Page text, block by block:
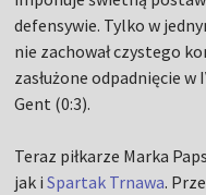
defensywie. Tylko w
nie zachował czystego
zasłużone odpadnięcie
Gent (0:3).
Teraz piłkarze Marka
jak iSpartak Trnawa.